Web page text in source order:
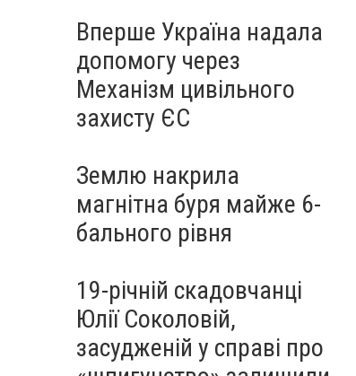
Вперше Україна надала
допомогу через
Механізм цивільного
захисту ЄС
Землю накрила
магнітна буря майже 6-
бального рівня
19-річній скадовчанці
Юлії Соколовій,
засудженій у справі про